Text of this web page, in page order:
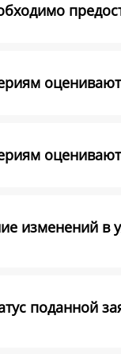
изменений в
поданной